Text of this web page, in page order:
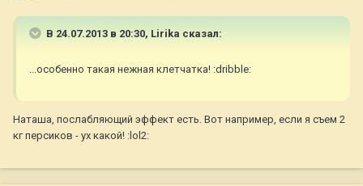
В 24.07.2013 в 20:30, Lirika сказал:
...особенно такая нежная клетчатка! :dribble:
Наташа, послабляющий эффект есть. Вот например, если я съем 2
кг персиков - ух какой! :lol2: